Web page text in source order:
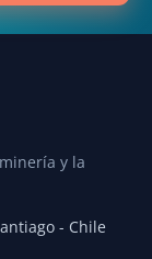
y la
- Chile